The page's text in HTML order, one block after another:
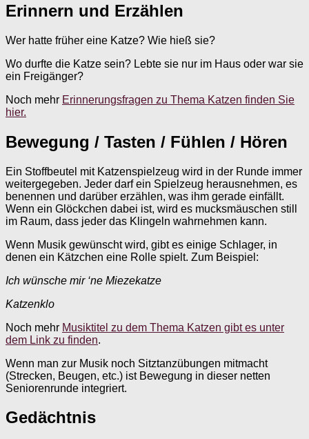
Erinnern und Erzählen
Wer hatte früher eine Katze? Wie hieß sie?
Wo durfte die Katze sein? Lebte sie nur im Haus oder war sie
ein Freigänger?
Noch mehr Erinnerungsfragen zu Thema Katzen finden Sie
hier.
Bewegung / Tasten / Fühlen / Hören
Ein Stoffbeutel mit Katzenspielzeug wird in der Runde immer
weitergegeben. Jeder darf ein Spielzeug herausnehmen, es
benennen und darüber erzählen, was ihm gerade einfällt.
Wenn ein Glöckchen dabei ist, wird es mucksmäuschen still
im Raum, dass jeder das Klingeln wahrnehmen kann.
Wenn Musik gewünscht wird, gibt es einige Schlager, in
denen ein Kätzchen eine Rolle spielt. Zum Beispiel:
Ich wünsche mir ‘ne Miezekatze
Katzenklo
Noch mehr Musiktitel zu dem Thema Katzen gibt es unter
dem Link zu finden.
Wenn man zur Musik noch Sitztanzübungen mitmacht
(Strecken, Beugen, etc.) ist Bewegung in dieser netten
Seniorenrunde integriert.
Gedächtnis